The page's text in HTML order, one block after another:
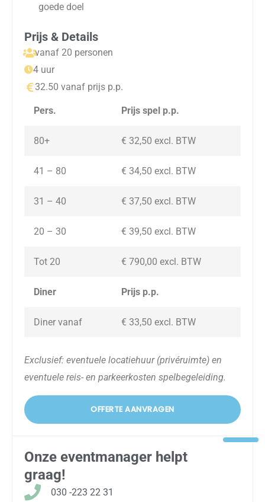
goede doel
Prijs & Details
vanaf 20 personen
4 uur
32.50 vanaf prijs p.p.
Pers. Prijs spel p.p.
80+ € 32,50 excl. BTW
41 – 80 € 34,50 excl. BTW
31 – 40 € 37,50 excl. BTW
20 – 30 € 39,50 excl. BTW
Tot 20 € 790,00 excl. BTW
Diner Prijs p.p.
Diner vanaf € 33,50 excl. BTW
Exclusief: eventuele locatiehuur (privéruimte) en
eventuele reis- en parkeerkosten spelbegeleiding.
OFFERTE AANVRAGEN
Onze eventmanager helpt
graag!
030 -223 22 31